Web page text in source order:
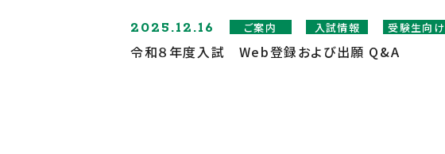
2025.12.16 ご案内 入試情報 受験生向け
令和８年度入試 Web登録および出願 Q&A